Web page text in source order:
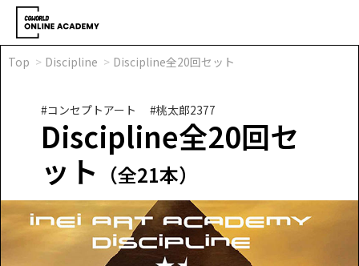
Top Discipline Discipline全20回セット
#コンセプトアート #桃太郎2377
Discipline全20回セ
ット （全21本）